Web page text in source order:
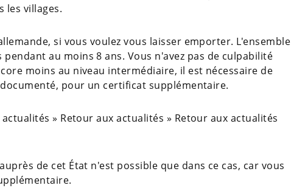
les villages.
si vous voulez vous laisser emporter. L'ensemble
au moins 8 ans. Vous n'avez pas de culpabilité
moins au niveau intermédiaire, il est nécessaire de
pour un certificat supplémentaire.
» Retour aux actualités » Retour aux actualités
de cet État n'est possible que dans ce cas, car vous